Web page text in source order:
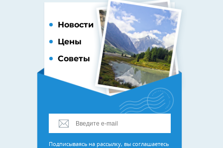
Новости
Цены
Советы
Подписываясь на рассылку, вы соглашаетесь